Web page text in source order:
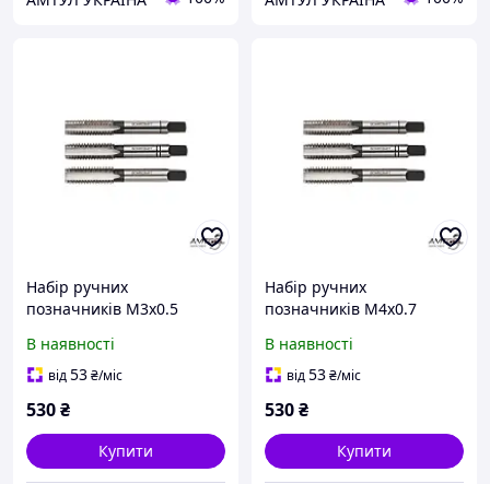
Набір ручних
позначників M3х0.5
В наявності
від53₴/міс
530₴
Купити
Набір ручних
позначників M4х0.7
В наявності
від53₴/міс
530₴
Купити